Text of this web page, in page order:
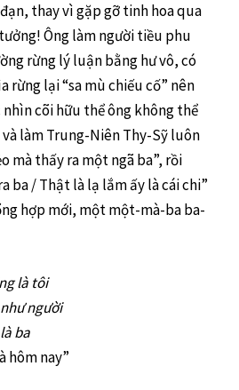
thay vì gặp gỡ tinh hoa qua
Ông làm người tiều phu
rừng lý luận bằng hư vô, có
rừng lại “sa mù chiếu cố” nên
cõi hữu thể ông không thể
và làm Trung-Niên Thy-Sỹ luôn
mà thấy ra một ngã ba”, rồi
ba / Thật là lạ lắm ấy là cái chi”
hợp mới, một một-mà-ba ba-
là tôi
người
ba
hôm nay”